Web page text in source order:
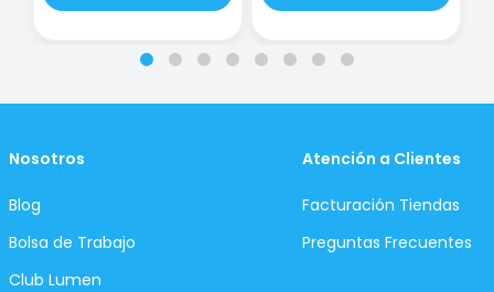
Nosotros
Blog
Bolsa de Trabajo
Club Lumen
Atención a Clientes
Facturación Tiendas
Preguntas Frecuentes